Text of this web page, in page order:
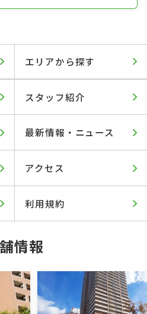
エリアから探す
スタッフ紹介
最新情報・ニュース
アクセス
利用規約
情報